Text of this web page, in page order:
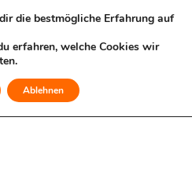
die bestmögliche Erfahrung auf
erfahren, welche Cookies wir
Ablehnen